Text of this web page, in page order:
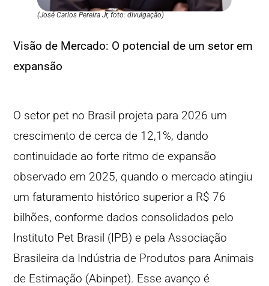
(José Carlos Pereira Jr, foto: divulgação)
Visão de Mercado: O potencial de um setor em
expansão
O setor pet no Brasil projeta para 2026 um
crescimento de cerca de 12,1%, dando
continuidade ao forte ritmo de expansão
observado em 2025, quando o mercado atingiu
um faturamento histórico superior a R$ 76
bilhões, conforme dados consolidados pelo
Instituto Pet Brasil (IPB) e pela Associação
Brasileira da Indústria de Produtos para Animais
de Estimação (Abinpet). Esse avanço é